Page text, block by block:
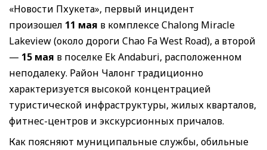
«Новости Пхукета», первый инцидент
произошел 11 мая в комплексе Chalong Miracle
Lakeview (около дороги Chao Fa West Road), а второй
— 15 мая в поселке Ek Andaburi, расположенном
неподалеку. Район Чалонг традиционно
характеризуется высокой концентрацией
туристической инфраструктуры, жилых кварталов,
фитнес-центров и экскурсионных причалов.
Как поясняют муниципальные службы, обильные